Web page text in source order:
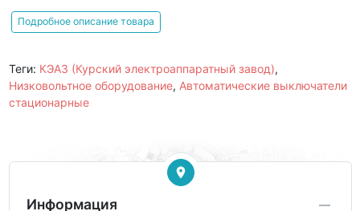
Подробное описание товара
Теги: КЭАЗ (Курский электроаппаратный завод),
Низковольтное оборудование, Автоматические выключатели
стационарные
Информация